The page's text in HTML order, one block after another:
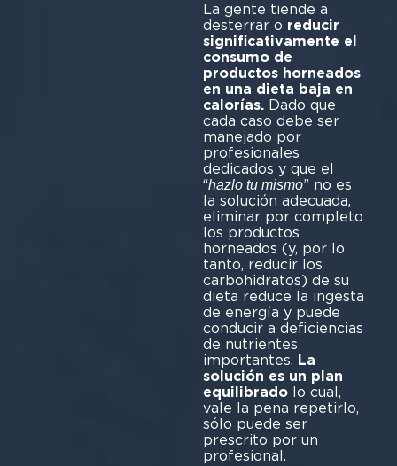
La gente tiende a
desterrar o reducir
significativamente el
consumo de
productos horneados
en una dieta baja en
calorías.Dado que
cada caso debe ser
manejado por
profesionales
dedicados y que el
“hazlo tu mismo” no es
la solución adecuada,
eliminar por completo
los productos
horneados (y, por lo
tanto, reducir los
carbohidratos) de su
dieta reduce la ingesta
de energía y puede
conducir a deficiencias
de nutrientes
importantes. La
solución es un plan
equilibradolo cual,
vale la pena repetirlo,
sólo puede ser
prescrito por un
profesional.